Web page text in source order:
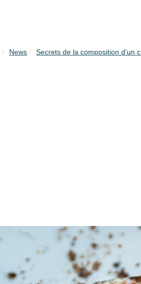
News Secrets de la composition d'un